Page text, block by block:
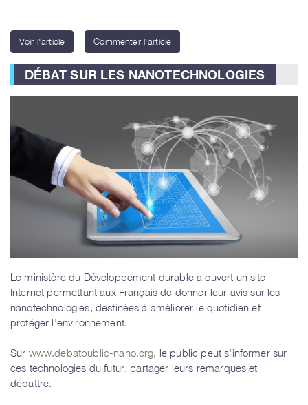
Voir l'article Commenter l'article
DÉBAT SUR LES NANOTECHNOLOGIES
Le ministère du Développement durable a ouvert un site
Internet permettant aux Français de donner leur avis sur les
nanotechnologies, destinées à améliorer le quotidien et
protéger l'environnement.
Sur www.debatpublic-nano.org, le public peut s'informer sur
ces technologies du futur, partager leurs remarques et
débattre.